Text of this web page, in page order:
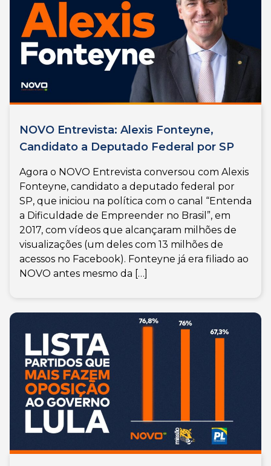
NOVO Entrevista: Alexis Fonteyne,
Candidato a Deputado Federal por SP
Agora o NOVO Entrevista conversou com Alexis
Fonteyne, candidato a deputado federal por
SP, que iniciou na política com o canal “Entenda
a Dificuldade de Empreender no Brasil”, em
2017, com vídeos que alcançaram milhões de
visualizações (um deles com 13 milhões de
acessos no Facebook). Fonteyne já era filiado ao
NOVO antes mesmo da […]